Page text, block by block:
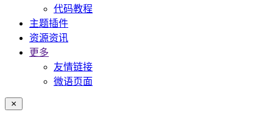
代码教程
主题插件
资源资讯
更多
友情链接
微语页面